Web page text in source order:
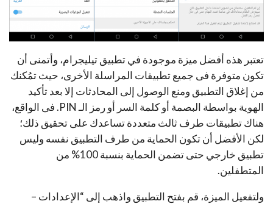
تعتبر هذه أفضل ميزة موجودة في تطبيق تيليجرام، وأتمنى أن
تكون متوفرة فى جميع تطبيقات المراسلة الأخرى، حيث تمُكنك
من إغلاق التطبيق ومنع الوصول إلى المحادثات إلا بعد تأكيد
الهوية بواسطة البصمة أو كلمة السر أو رمز الـ PIN. فى الواقع،
هناك تطبيقات طرف ثالث متعددة تساعدك على تحقيق ذلك؛
لكن الأفضل أن تكون الحماية من طرف التطبيق نفسه وليس
تطبيق خارجي حتى تضمن الحماية بنسبة 100% من
المتطفلين.
ولتفعيل الميزة، قم بفتح التطبيق واذهب إلى “الإعدادات –